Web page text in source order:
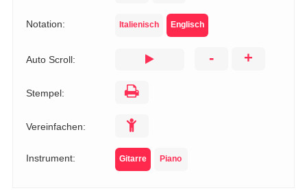
Notation: Italienisch Englisch
Auto Scroll: - +
Stempel:
Vereinfachen:
Instrument: Gitarre Piano